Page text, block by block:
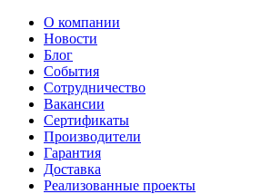
О компании
Новости
Блог
События
Сотрудничество
Вакансии
Сертификаты
Производители
Гарантия
Доставка
Реализованные проекты